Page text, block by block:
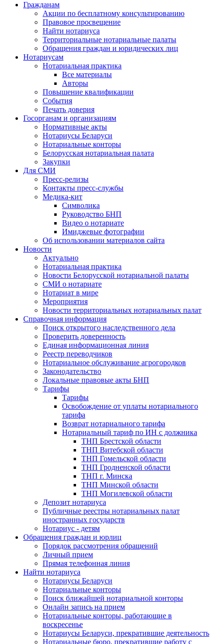
Гражданам
Акции по бесплатному консультированию
Правовое просвещение
Найти нотариуса
Территориальные нотариальные палаты
Обращения граждан и юридических лиц
Нотариусам
Нотариальная практика
Все материалы
Авторы
Повышение квалификации
События
Печать доверия
Госорганам и организациям
Нормативные акты
Нотариусы Беларуси
Нотариальные конторы
Белорусская нотариальная палата
Закупки
Для СМИ
Пресс-релизы
Контакты пресс-службы
Медика-кит
Символика
Руководство БНП
Видео о нотариате
Имиджевые фотографии
Об использовании материалов сайта
Новости
Актуально
Нотариальная практика
Новости Белорусской нотариальной палаты
СМИ о нотариате
Нотариат в мире
Мероприятия
Новости территориальных нотариальных палат
Справочная информация
Поиск открытого наследственного дела
Проверить доверенность
Единая информационная линия
Реестр переводчиков
Нотариальное обслуживание агрогородков
Законодательство
Локальные правовые акты БНП
Тарифы
Тарифы
Освобождение от уплаты нотариального
тарифа
Возврат нотариального тарифа
Нотариальный тариф по ИН с должника
ТНП Брестской области
ТНП Витебской области
ТНП Гомельской области
ТНП Гродненской области
ТНП г. Минска
ТНП Минской области
ТНП Могилевской области
Депозит нотариуса
Публичные реестры нотариальных палат
иностранных государств
Нотариус - детям
Обращения граждан и юрлиц
Порядок рассмотрения обращений
Личный прием
Прямая телефонная линия
Найти нотариуса
Нотариусы Беларуси
Нотариальные конторы
Поиск ближайшей нотариальной конторы
Онлайн запись на прием
Нотариальные конторы, работающие в
воскресенье
Нотариусы Беларуси, прекратившие деятельность
Нотариальные бюро, прекратившие работу с